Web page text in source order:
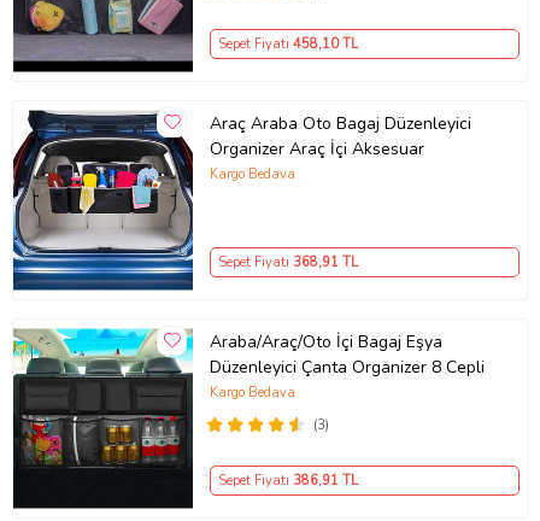
Sepet Fiyatı 458,10 TL
Araç Araba Oto Bagaj Düzenleyici
Organizer Araç İçi Aksesuar
Kargo Bedava
Sepet Fiyatı 368,91 TL
Araba/Araç/Oto İçi Bagaj Eşya
Düzenleyici Çanta Organizer 8 Cepli
(3)
Kargo Bedava
Sepet Fiyatı 386,91 TL